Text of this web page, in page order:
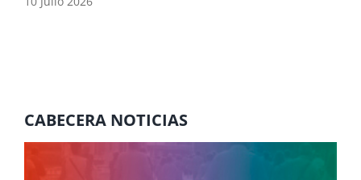
CABECERA NOTICIAS